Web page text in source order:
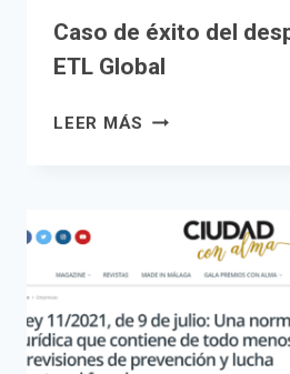
Caso de éxito del
ETL Global
LEER MÁS CASO
DESPACHO
EMEDE
ETL